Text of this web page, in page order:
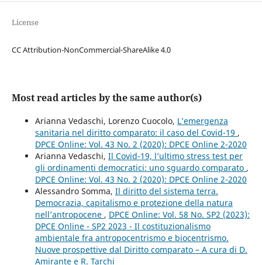
License
CC Attribution-NonCommercial-ShareAlike 4.0
Most read articles by the same author(s)
Arianna Vedaschi, Lorenzo Cuocolo, L’emergenza
sanitaria nel diritto comparato: il caso del Covid-19 ,
DPCE Online: Vol. 43 No. 2 (2020): DPCE Online 2-2020
Arianna Vedaschi, Il Covid-19, l’ultimo stress test per
gli ordinamenti democratici: uno sguardo comparato ,
DPCE Online: Vol. 43 No. 2 (2020): DPCE Online 2-2020
Alessandro Somma, Il diritto del sistema terra.
Democrazia, capitalismo e protezione della natura
nell’antropocene , DPCE Online: Vol. 58 No. SP2 (2023):
DPCE Online - SP2 2023 - Il costituzionalismo
ambientale fra antropocentrismo e biocentrismo.
Nuove prospettive dal Diritto comparato – A cura di D.
Amirante e R. Tarchi